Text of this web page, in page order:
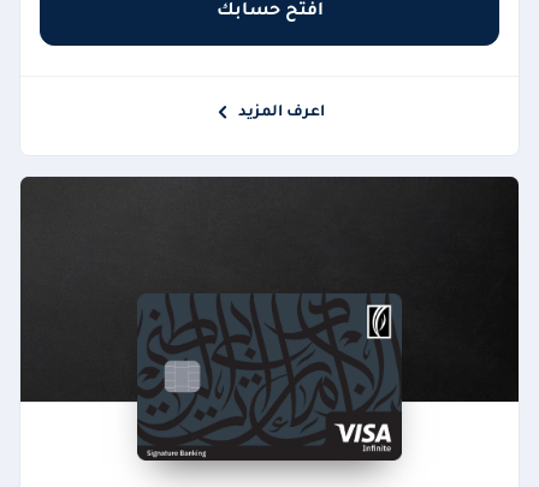
افتح حسابك
اعرف المزيد